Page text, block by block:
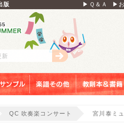
版 ▶Ｑ＆Ａ ▶
新
QC 吹奏楽コンサート 宮川泰ミ